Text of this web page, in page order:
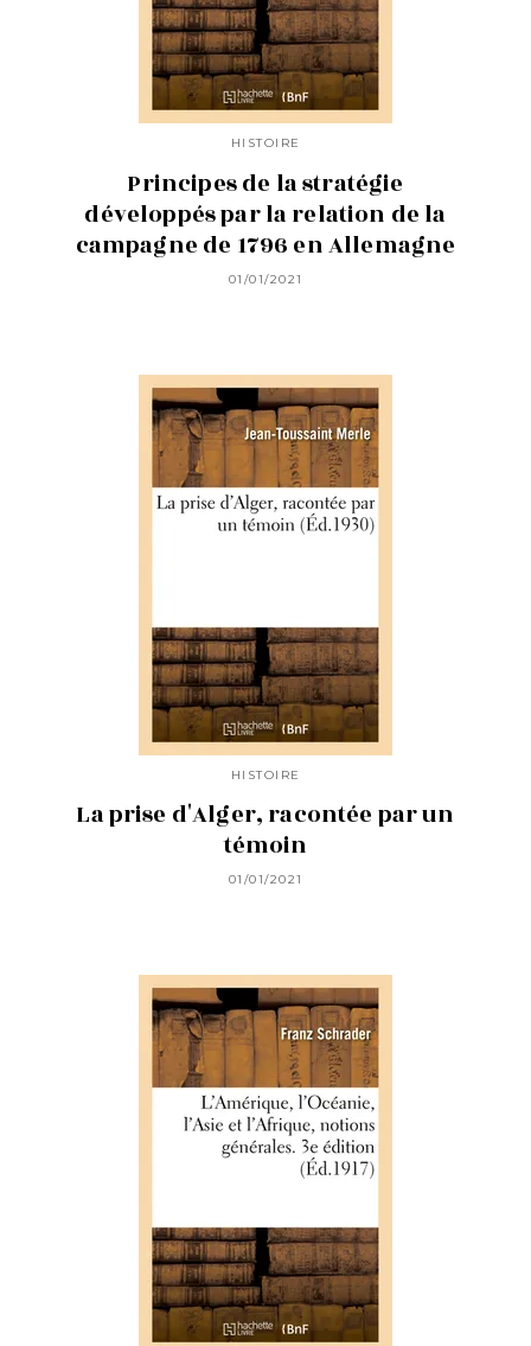
HISTOIRE
Principes de la stratégie
développés par la relation de la
campagne de 1796 en Allemagne
01/01/2021
HISTOIRE
La prise d'Alger, racontée par un
témoin
01/01/2021